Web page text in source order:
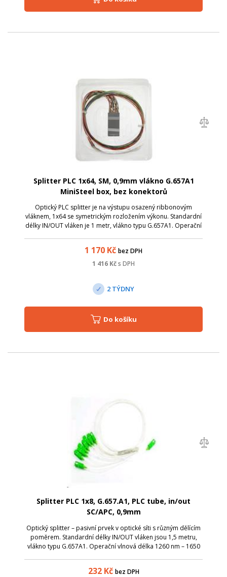
Splitter PLC 1x64, SM, 0,9mm vlákno G.657A1
MiniSteel box, bez konektorů
Optický PLC splitter je na výstupu osazený ribbonovým
vláknem, 1x64 se symetrickým rozložením výkonu. Standardní
délky IN/OUT vláken je 1 metr, vlákno typu G.657A1. Operační
1 170 Kč bez DPH
1 416 Kčs DPH
2 TÝDNY
Do košíku
Splitter PLC 1x8, G.657.A1, PLC tube, in/out
SC/APC, 0,9mm
Optický splitter – pasivní prvek v optické síti s různým dělícím
poměrem. Standardní délky IN/OUT vláken jsou 1,5 metru,
vlákno typu G.657A1. Operační vlnová délka 1260 nm – 1650
232Kč bez DPH